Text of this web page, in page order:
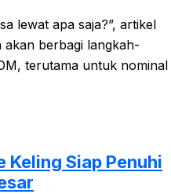
lewat apa saja?”, artikel
akan berbagi langkah-
terutama untuk nominal
Keling Siap Penuhi